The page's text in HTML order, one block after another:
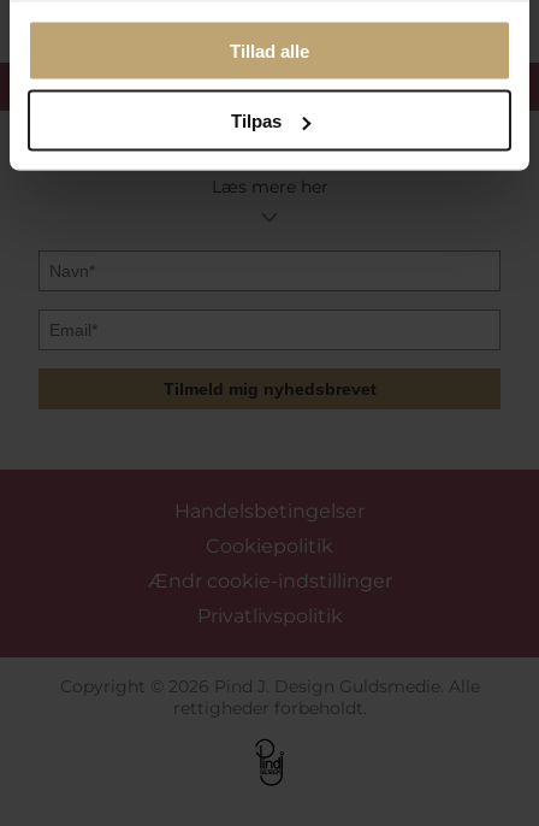
Tillad alle
Tilpas
Få 15%velkomstrabat
Følg med i vores nyhedsbrev
Læs mere her
Tilmeld mig nyhedsbrevet
Handelsbetingelser
Cookiepolitik
Ændr cookie-indstillinger
Privatlivspolitik
Copyright © 2026 Pind J. Design Guldsmedie. Alle
rettigheder forbeholdt.